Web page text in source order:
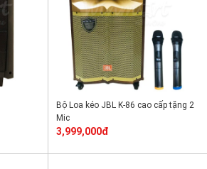
Bộ Loa kéo JBL K-86 cao cấp tặng 2
Mic
3,999,000đ